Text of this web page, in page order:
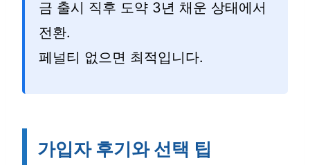
금 출시 직후 도약 3년 채운 상태에서
전환.
페널티 없으면 최적입니다.
가입자 후기와 선택 팁